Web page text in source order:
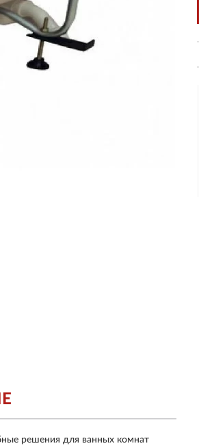
решения для ванных комнат